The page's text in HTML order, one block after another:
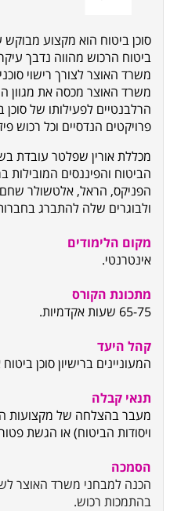
סוכן ביטוח הוא מקצוע
ביטוח הרכוש מהווה נדבך
משרד האוצר לצורך רישוי
משרד האוצר מכסה את מגוון
הרלבנטיים לפעילותו של סוכן
פרויקטים הנדסיים וכל רכוש
מכללת אורין שפלטר עובדת
הביטוח והפיננסים המובילות
הפניקס, הראל, אלטשולר
ולבוגרים שלה להתברג
מקום הלימודים
אינטרנטי.
מתכונת הקורס
65-75 שעות אקדמיות.
קהל היעד
המעוניינים ברישיון סוכן
תנאי קבלה
מעבר בהצלחה של מקצועות
ויסודות הביטוח) או הגשת פטור
הסמכה
הכנה למבחני משרד האוצר
בהתמכות רכוש.